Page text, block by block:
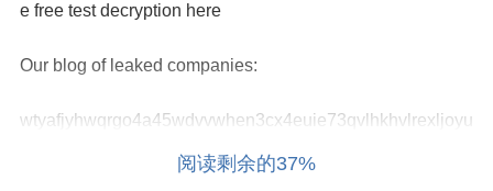
e free test decryption here
Our blog of leaked companies:
wtyafjyhwqrgo4a45wdvvwhen3cx4euie73qvlhkhvlrexljoyu
阅读剩余的37%